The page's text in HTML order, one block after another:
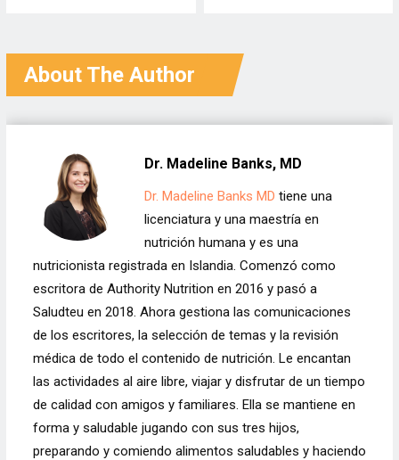
About The Author
Dr. Madeline Banks, MD
Dr. Madeline Banks MD tiene una
licenciatura y una maestría en
nutrición humana y es una
nutricionista registrada en Islandia. Comenzó como
escritora de Authority Nutrition en 2016 y pasó a
Saludteu en 2018. Ahora gestiona las comunicaciones
de los escritores, la selección de temas y la revisión
médica de todo el contenido de nutrición. Le encantan
las actividades al aire libre, viajar y disfrutar de un tiempo
de calidad con amigos y familiares. Ella se mantiene en
forma y saludable jugando con sus tres hijos,
preparando y comiendo alimentos saludables y haciendo